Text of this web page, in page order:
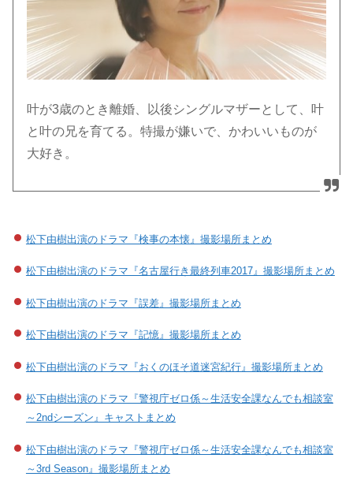
叶が3歳のとき離婚、以後シングルマザーとして、叶
と叶の兄を育てる。特撮が嫌いで、かわいいものが
大好き。
松下由樹出演のドラマ『検事の本懐』撮影場所まとめ
松下由樹出演のドラマ『名古屋行き最終列車2017』撮影場所まとめ
松下由樹出演のドラマ『誤差』撮影場所まとめ
松下由樹出演のドラマ『記憶』撮影場所まとめ
松下由樹出演のドラマ『おくのほそ道迷宮紀行』撮影場所まとめ
松下由樹出演のドラマ『警視庁ゼロ係～生活安全課なんでも相談室
～2ndシーズン』キャストまとめ
松下由樹出演のドラマ『警視庁ゼロ係～生活安全課なんでも相談室
～3rd Season』撮影場所まとめ